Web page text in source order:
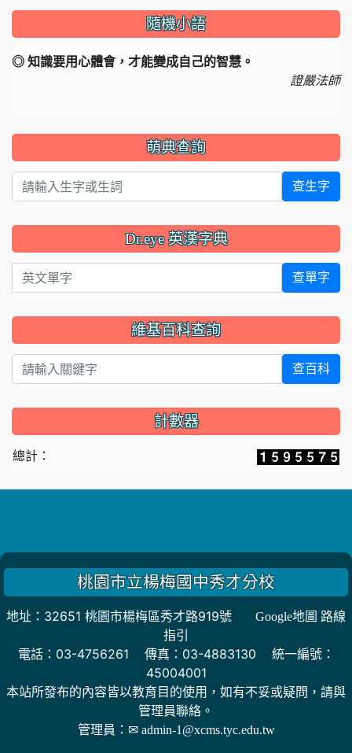
隨機小語
◎ 知識要用心體會，才能變成自己的智慧。
證嚴法師
萌典查詢
查生字
Dr.eye 英漢字典
英文單字 查單字
維基百科查詢
查百科
計數器
總計：
桃園市立楊梅國中秀才分校
地址：32651 桃園市楊梅區秀才路919號
Google地圖 路線
指引
電話：03-4756261 傳真：03-4883130 統一編號：
45004001
本站所發布的內容皆以教育目的使用，如有不妥或疑問，請與
管理員聯絡。
管理員： ✉ admin-1@xcms.tyc.edu.tw